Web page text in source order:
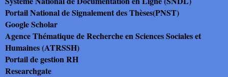
Portail National de Signalement des Thèses(PNST)
Google Scholar
Agence Thématique de Recherche en Sciences Sociales et
Humaines (ATRSSH)
Portail de gestion RH
Researchgate